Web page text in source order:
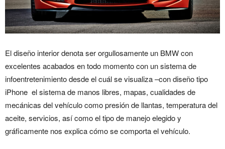
El diseño interior denota ser orgullosamente un BMW con
excelentes acabados en todo momento con un sistema de
infoentretenimiento desde el cuál se visualiza –con diseño tipo
iPhone el sistema de manos libres, mapas, cualidades de
mecánicas del vehículo como presión de llantas, temperatura del
aceite, servicios, así como el tipo de manejo elegido y
gráficamente nos explica cómo se comporta el vehículo.